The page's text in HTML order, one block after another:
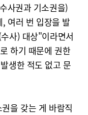
사권과 기소권을)
여러 번 입장을 발
사) 대상"이라면서
하기 때문에 권한
생한 적도 없고 문
을 갖는 게 바람직